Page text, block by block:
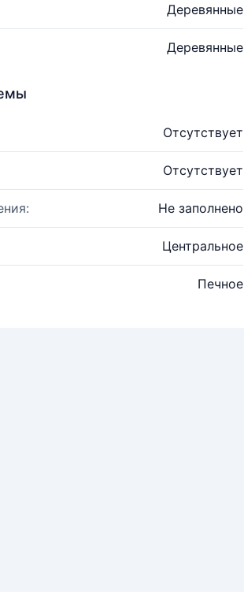
Деревянные
Деревянные
Отсутствует
Отсутствует
Не заполнено
Центральное
Печное